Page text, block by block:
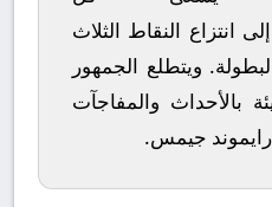
إلى انتزاع النقاط الثلاث
ويتطلع الجمهور
بالأحداث والمفاجآت
رايموند جيمس.